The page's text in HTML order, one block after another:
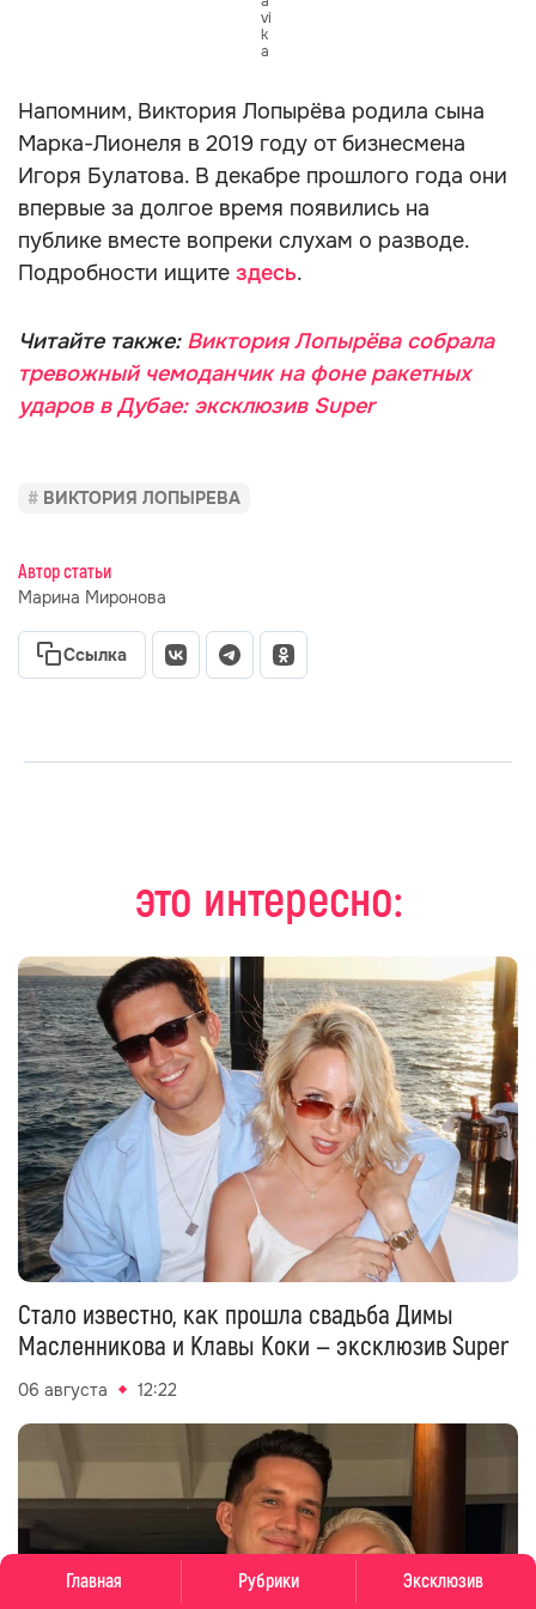
Главная Рубрики Эксклюзив
vi
k
a
Напомним, Виктория Лопырёва родила сына
Марка-Лионеля в 2019 году от бизнесмена
Игоря Булатова. В декабре прошлого года они
впервые за долгое время появились на
публике вместе вопреки слухам о разводе.
Подробности ищите здесь.
Читайте также: Виктория Лопырёва собрала
тревожный чемоданчик на фоне ракетных
ударов в Дубае: эксклюзив Super
ВИКТОРИЯ ЛОПЫРЕВА
Автор статьи
Марина Миронова
Ссылка
это интересно:
Стало известно, как прошла свадьба Димы
Масленникова и Клавы Коки — эксклюзив Super
06 августа 12:22